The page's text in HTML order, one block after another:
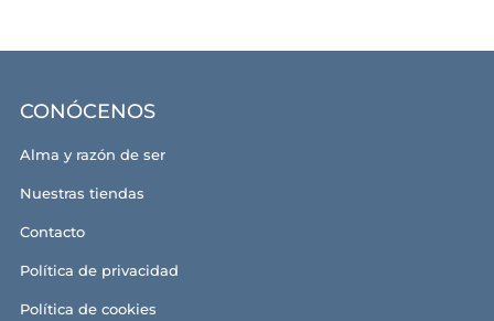
CONÓCENOS
Alma y razón de ser
Nuestras tiendas
Contacto
Política de privacidad
Política de cookies